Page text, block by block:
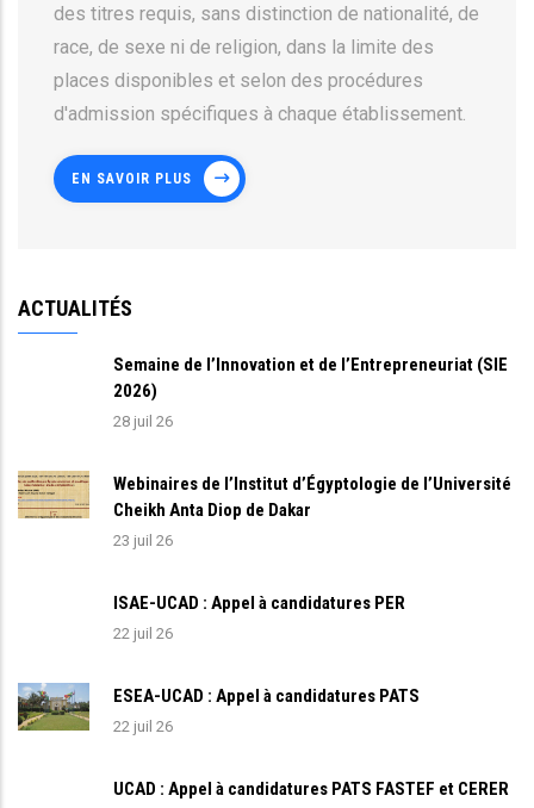
des titres requis, sans distinction de nationalité, de
race, de sexe ni de religion, dans la limite des
places disponibles et selon des procédures
d'admission spécifiques à chaque établissement.
EN SAVOIR PLUS
ACTUALITÉS
Semaine de l’Innovation et de l’Entrepreneuriat (SIE
2026)
28 juil 26
Webinaires de l’Institut d’Égyptologie de l’Université
Cheikh Anta Diop de Dakar
23 juil 26
ISAE-UCAD : Appel à candidatures PER
22 juil 26
ESEA-UCAD : Appel à candidatures PATS
22 juil 26
UCAD : Appel à candidatures PATS FASTEF et CERER